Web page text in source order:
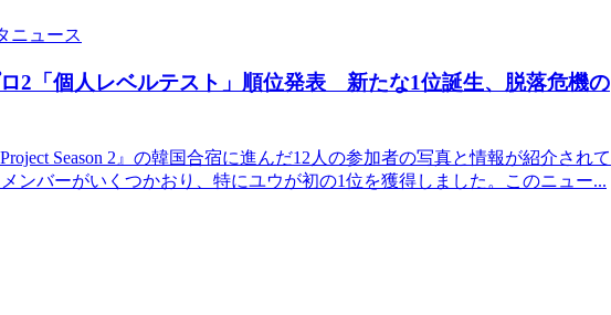
ニュース
2「個人レベルテスト」順位発表 新たな1位誕生、脱落危機の
Season 2』の韓国合宿に進んだ12人の参加者の写真と情報が紹介されて
ンバーがいくつかおり、特にユウが初の1位を獲得しました。このニュー...